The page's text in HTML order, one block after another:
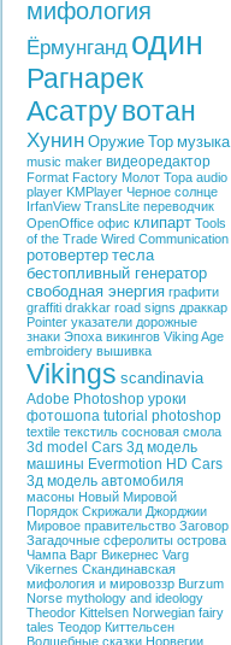
мифология
Ёрмунганд один
Рагнарек
Асатрувотан
Хунин Оружие Тор музыка
music maker видеоредактор
Format Factory Молот Тора audio
player KMPlayer Черное солнце
IrfanView TransLite переводчик
OpenOffice офис клипарт Tools
of the Trade Wired Communication
ротовертер тесла
бестопливный генератор
свободная энергия графити
graffiti drakkar road signs драккар
Pointer указатели дорожные
знаки Эпоха викингов Viking Age
embroidery вышивка
Vikings scandinavia
Adobe Photoshop уроки
фотошопа tutorial photoshop
textile текстиль сосновая смола
3d model Cars 3д модель
машины Evermotion HD Cars
3д модель автомобиля
масоны Новый Мировой
Порядок Скрижали Джорджии
Мировое правительство Заговор
Загадочные сферолиты острова
Чампа Варг Викернес Varg
Vikernes Скандинавская
мифология и мировоззр Burzum
Norse mythology and ideology
Theodor Kittelsen Norwegian fairy
tales Теодор Киттельсен
Волшебные сказки Норвегии